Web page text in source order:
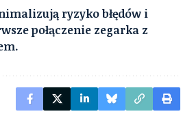
ryzyko błędów i
połączenie zegarka z